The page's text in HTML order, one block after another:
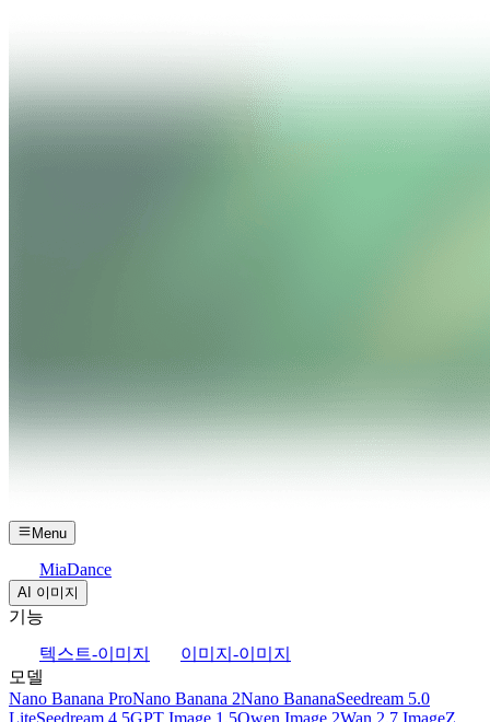
Menu
MiaDance
AI 이미지
기능
텍스트-이미지
이미지-이미지
모델
Nano Banana ProNano Banana 2Nano BananaSeedream 5.0